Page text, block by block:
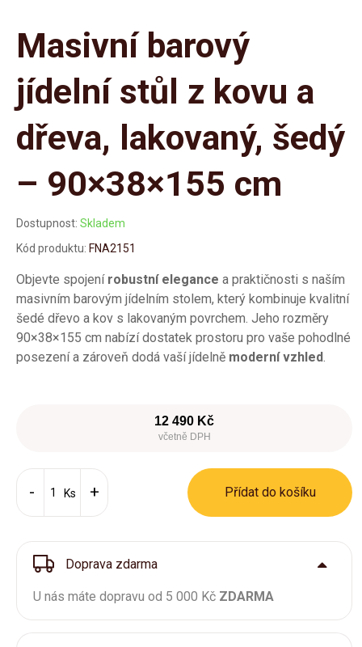
Masivní barový
jídelní stůl z kovu a
dřeva, lakovaný, šedý
– 90×38×155 cm
Dostupnost: Skladem
Kód produktu: FNA2151
Objevte spojení robustní elegance a praktičnosti s naším
masivním barovým jídelním stolem, který kombinuje kvalitní
šedé dřevo a kov s lakovaným povrchem. Jeho rozměry
90×38×155 cm nabízí dostatek prostoru pro vaše pohodlné
posezení a zároveň dodá vaší jídelně moderní vzhled.
12 490 Kč
včetně DPH
Ks Přídat do košíku
Doprava zdarma
U nás máte dopravu od 5 000 Kč ZDARMA